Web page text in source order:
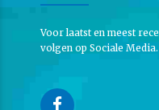
Voor laatst en meest
volgen op Sociale Media.